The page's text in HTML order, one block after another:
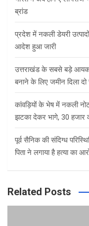
ब्रांड
प्रदेश में नकली डेयरी
आदेश हुआ जारी
उत्तराखंड के सबसे बड़े
बनाने के लिए जमीन दिला
कांवड़ियों के भेष में नकली
झटका देकर भागे, 30 हजार
पूर्व सैनिक की संदिग्ध
पिता ने लगाया है हत्या का
Related Posts